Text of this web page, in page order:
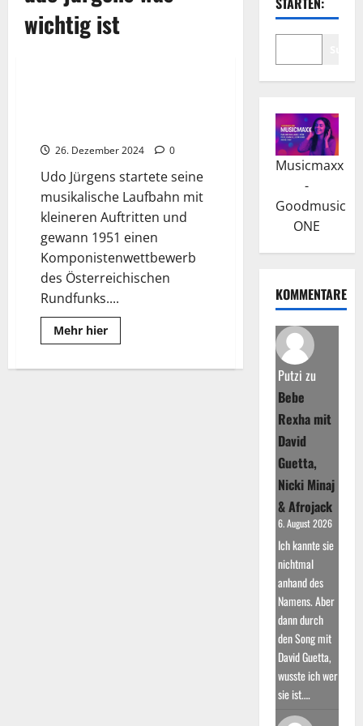
wichtig ist
26. Dezember 2024 0
Udo Jürgens startete seine
musikalische Laufbahn mit
kleineren Auftritten und
gewann 1951 einen
Komponistenwettbewerb
des Österreichischen
Rundfunks....
Mehr hierRead
more
Jürgens:
Musicmaxx
-
Goodmusic
ONE
KOMMENTARE
Putzi zu
Bebe
Rexha mit
David
Guetta,
Nicki Minaj
& Afrojack
6. August 2026
Ich kannte sie
nichtmal
anhand des
Namens. Aber
dann durch
den Song mit
David Guetta,
wusste ich wer
sie ist.…